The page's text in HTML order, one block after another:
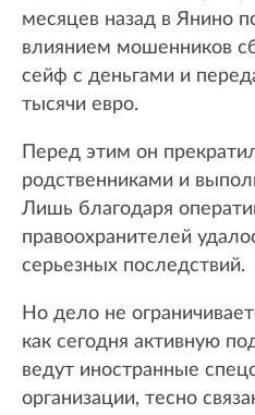
месяцев назад в Янино
влиянием мошенников
сейф с деньгами и
тысячи евро.
Перед этим он
родственниками и
Лишь благодаря
правоохранителей
серьезных последствий.
Но дело не
как сегодня активную
ведут иностранные
организации, тесно